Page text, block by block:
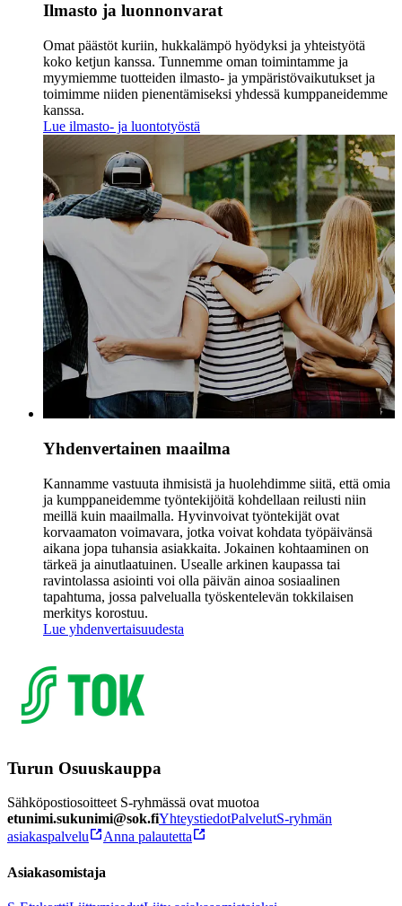
Ilmasto ja luonnonvarat
Omat päästöt kuriin, hukkalämpö hyödyksi ja yhteistyötä
koko ketjun kanssa. Tunnemme oman toimintamme ja
myymiemme tuotteiden ilmasto- ja ympäristövaikutukset ja
toimimme niiden pienentämiseksi yhdessä kumppaneidemme
kanssa.
Lue ilmasto- ja luontotyöstä
Yhdenvertainen maailma
Kannamme vastuuta ihmisistä ja huolehdimme siitä, että omia
ja kumppaneidemme työntekijöitä kohdellaan reilusti niin
meillä kuin maailmalla. Hyvinvoivat työntekijät ovat
korvaamaton voimavara, jotka voivat kohdata työpäivänsä
aikana jopa tuhansia asiakkaita. Jokainen kohtaaminen on
tärkeä ja ainutlaatuinen. Usealle arkinen kaupassa tai
ravintolassa asiointi voi olla päivän ainoa sosiaalinen
tapahtuma, jossa palvelualla työskentelevän tokkilaisen
merkitys korostuu.
Lue yhdenvertaisuudesta
Turun Osuuskauppa
Sähköpostiosoitteet S-ryhmässä ovat muotoa
etunimi.sukunimi@sok.fiYhteystiedotPalvelutS-ryhmän
asiakaspalvelu
Anna palautetta
Asiakasomistaja